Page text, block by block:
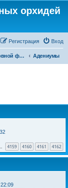
орхидей
Вход
Регистрация
Основной форум Адениумы
4159 4160 4161 4162